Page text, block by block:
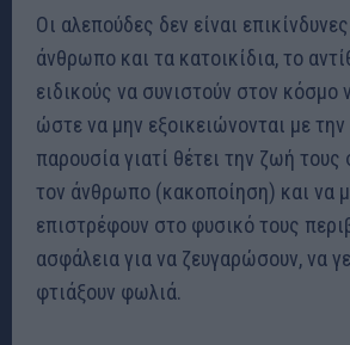
Οι αλεπούδες δεν είναι
άνθρωπο και τα κατοικίδια, το
ειδικούς να συνιστούν στον κόσμο
ώστε να μην εξοικειώνονται με
παρουσία γιατί θέτει την ζωή τους
τον άνθρωπο (κακοποίηση) και να
επιστρέφουν στο φυσικό τους
ασφάλεια για να ζευγαρώσουν, να
φτιάξουν φωλιά.